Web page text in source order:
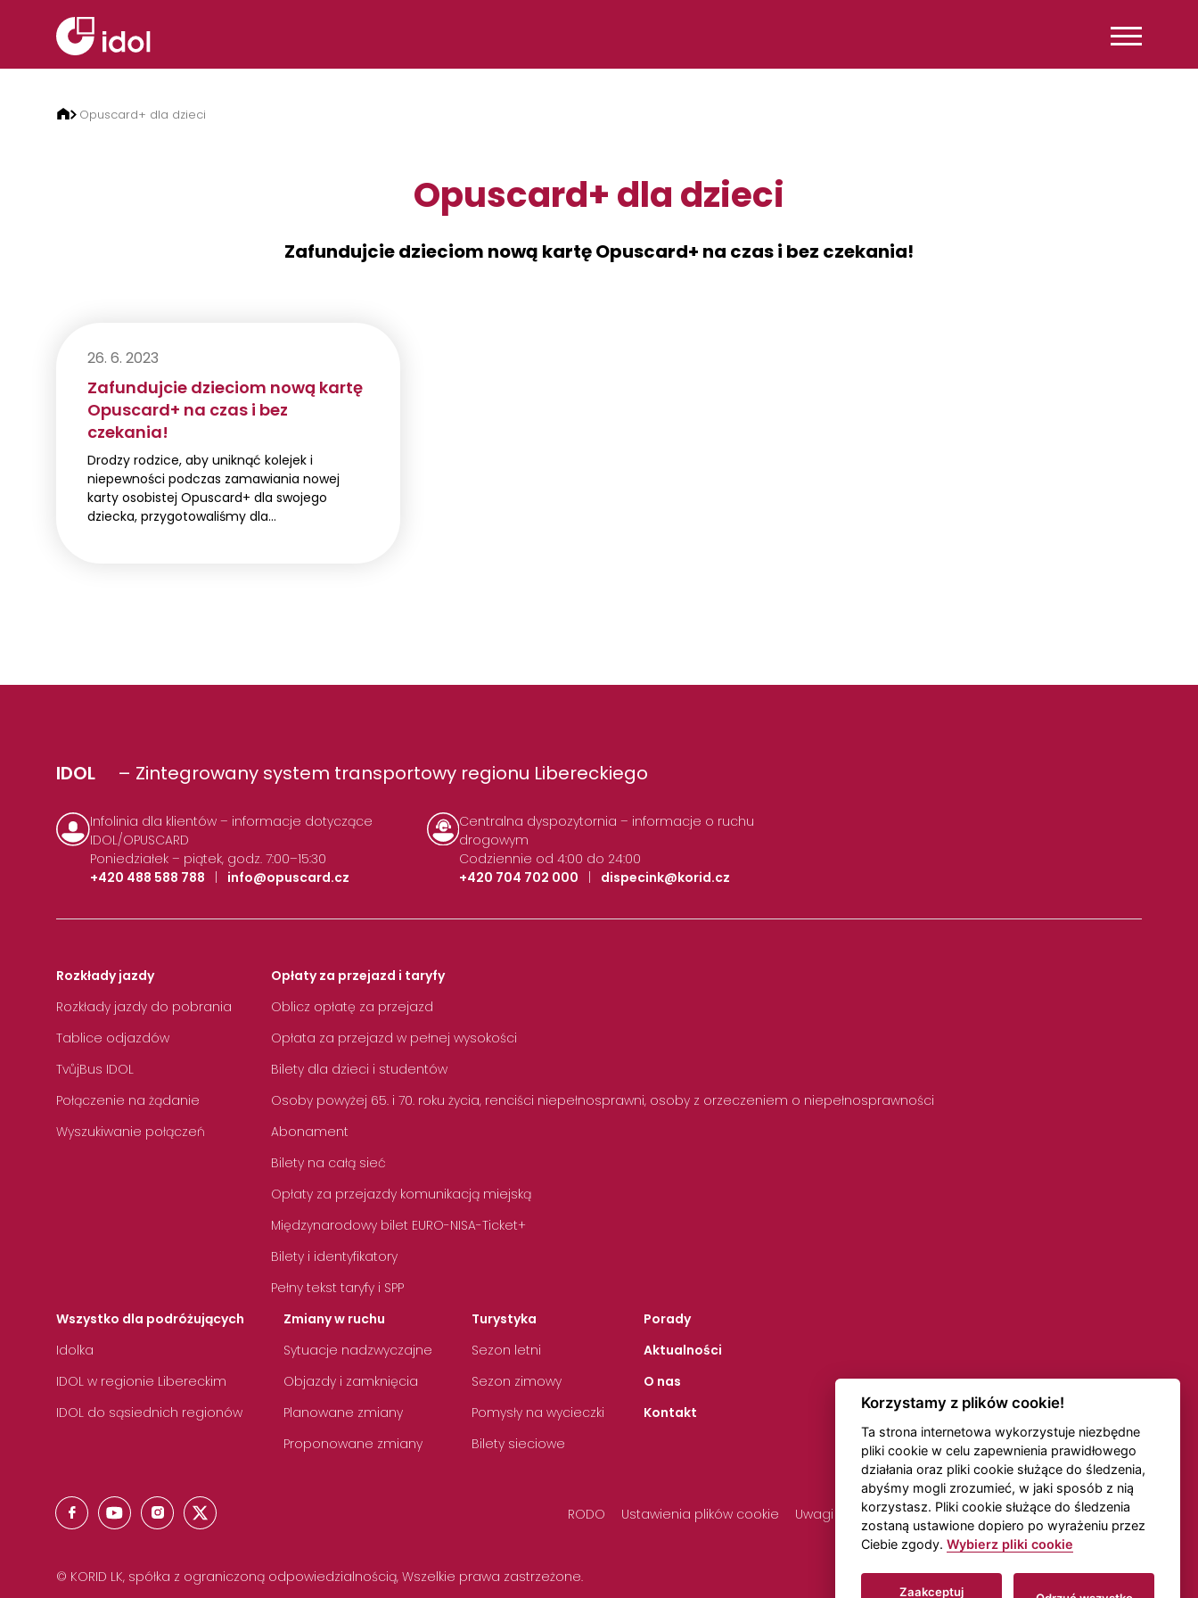
Opuscard+ dla dzieci
Opuscard+ dla dzieci
Zafundujcie dzieciom nową kartę Opuscard+ na czas i bez czekania!
26. 6. 2023
Zafundujcie dzieciom nową kartę
Opuscard+ na czas i bez
czekania!
Drodzy rodzice, aby uniknąć kolejek i
niepewności podczas zamawiania nowej
karty osobistej Opuscard+ dla swojego
dziecka, przygotowaliśmy dla…
IDOL – Zintegrowany system transportowy regionu Libereckiego
Infolinia dla klientów – informacje dotyczące
IDOL/OPUSCARD
Poniedziałek – piątek, godz. 7:00–15:30
+420 488 588 788
info@opuscard.cz
Centralna dyspozytornia – informacje o ruchu
drogowym
Codziennie od 4:00 do 24:00
+420 704 702 000
dispecink@korid.cz
Rozkłady jazdy
Rozkłady jazdy do pobrania
Tablice odjazdów
TvůjBus IDOL
Połączenie na żądanie
Wyszukiwanie połączeń
Opłaty za przejazd i taryfy
Oblicz opłatę za przejazd
Opłata za przejazd w pełnej wysokości
Bilety dla dzieci i studentów
Osoby powyżej 65. i 70. roku życia, renciści niepełnosprawni, osoby z orzeczeniem o niepełnosprawności
Abonament
Bilety na całą sieć
Opłaty za przejazdy komunikacją miejską
Międzynarodowy bilet EURO-NISA-Ticket+
Bilety i identyfikatory
Pełny tekst taryfy i SPP
Wszystko dla podróżujących
Idolka
IDOL w regionie Libereckim
IDOL do sąsiednich regionów
Zmiany w ruchu
Sytuacje nadzwyczajne
Objazdy i zamknięcia
Planowane zmiany
Proponowane zmiany
Turystyka
Sezon letni
Sezon zimowy
Pomysły na wycieczki
Bilety sieciowe
Porady
Aktualności
O nas
Kontakt
RODO Ustawienia plików cookie Uwagi dotyczące rozkładów jazdy Transport online
© KORID LK, spółka z ograniczoną odpowiedzialnością, Wszelkie prawa zastrzeżone. Utworzono wBeneš & Michl
Korzystamy z plików cookie!
Ta strona internetowa wykorzystuje niezbędne
pliki cookie w celu zapewnienia prawidłowego
działania oraz pliki cookie służące do śledzenia,
abyśmy mogli zrozumieć, w jaki sposób z nią
korzystasz. Pliki cookie służące do śledzenia
zostaną ustawione dopiero po wyrażeniu przez
Ciebie zgody. Wybierz pliki cookie
Zaakceptuj